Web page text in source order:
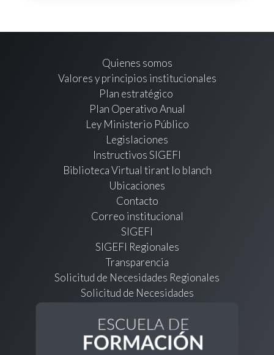
Quienes somos
Valores y principios institucionales
Plan estratégico
Plan Operativo Anual
Ley Ministerio Público
Legislaciones
Instructivos SIGEFI
Biblioteca Virtual tirant lo blanch
Ubicaciones
Contacto
Correo institucional
SIGEFI
SIGEFI Regionales
Transparencia
Solicitud de Necesidades Regionales
Solicitud de Necesidades